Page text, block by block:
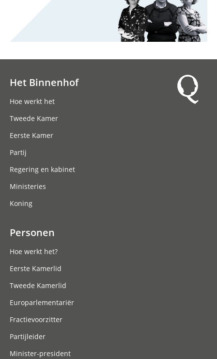
Het Binnenhof
Hoe werkt het
Tweede Kamer
Eerste Kamer
Partij
Regering en kabinet
Ministeries
Koning
Personen
Hoe werkt het?
Eerste Kamerlid
Tweede Kamerlid
Europarlementariër
Fractievoorzitter
Partijleider
Minister-president